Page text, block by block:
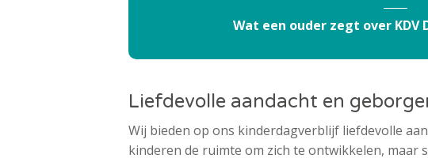
Wat een ouder zegt over KDV
Liefdevolle aandacht en
Wij bieden op ons kinderdagverblijf liefdevolle
kinderen de ruimte om zich te ontwikkelen, maar